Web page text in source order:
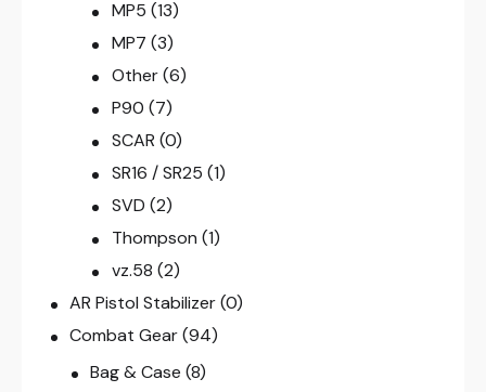
MP5 (13)
MP7 (3)
Other (6)
P90 (7)
SCAR (0)
SR16 / SR25 (1)
SVD (2)
Thompson (1)
vz.58 (2)
AR Pistol Stabilizer(0)
Combat Gear(94)
Bag & Case (8)